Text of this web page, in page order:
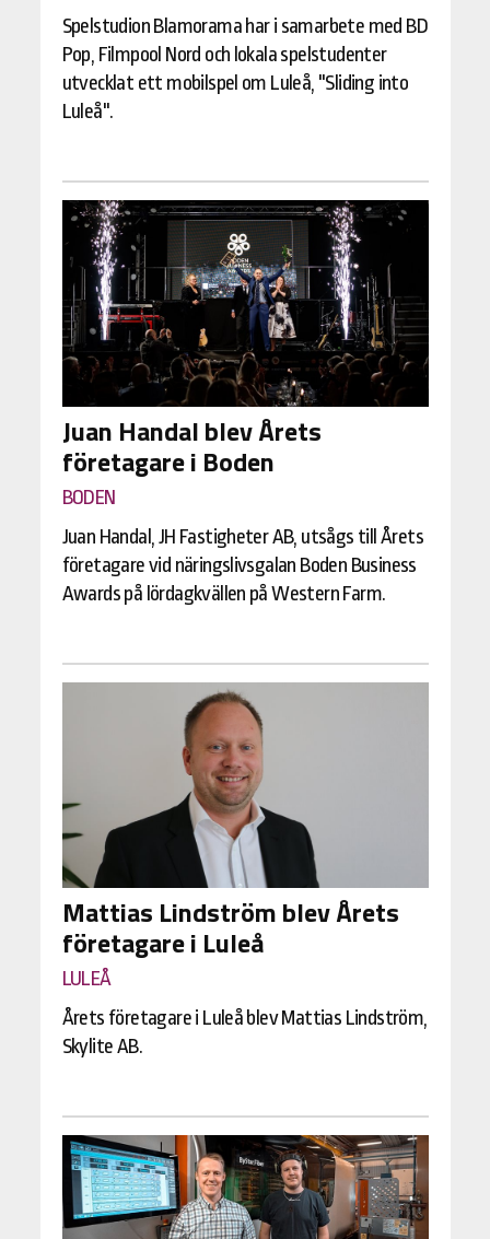
Spelstudion Blamorama har i samarbete med BD
Pop, Filmpool Nord och lokala spelstudenter
utvecklat ett mobilspel om Luleå, "Sliding into
Luleå".
Juan Handal blev Årets
företagare i Boden
BODEN
Juan Handal, JH Fastigheter AB, utsågs till Årets
företagare vid näringslivsgalan Boden Business
Awards på lördagkvällen på Western Farm.
Mattias Lindström blev Årets
företagare i Luleå
LULEÅ
Årets företagare i Luleå blev Mattias Lindström,
Skylite AB.